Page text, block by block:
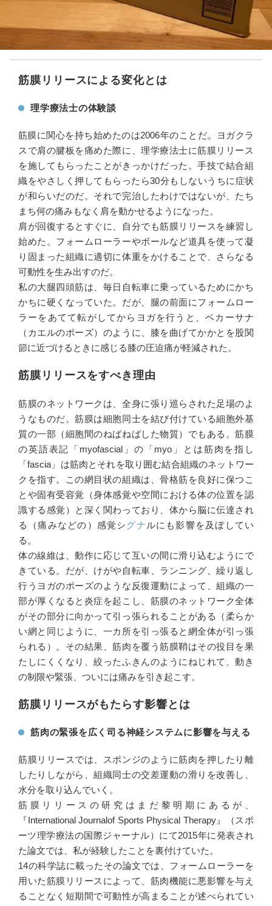
筋膜リリースによる変化とは
理学療法士の体験談
筋膜に関心を持ち始めたのは2006年のことだ。ヨガクラ
スで肩の腱板を痛めた際に、理学療法士に筋膜リリース
を施してもらったことがきっかけだった。手技で結合組
織をやさしく押してもらったら30分もしないうちに症状
が和らいだのだ。それで完治したわけではないが、たち
まち何の痛みもなく肩を動かせるようになった。
肩が回復するとすぐに、自分でも筋膜リリースを練習し
始めた。フォームローラーやボールなど道具を使って凝
り固まった組織に適切に体重をかけることで、さらなる
可動性を生み出すのだ。
私の大腿四頭筋は、毎日自転車に乗っているためにかち
かちに硬くなっていた。だが、腿の前面にフォームロー
ラーをあてて転がしてからヨガを行うと、ベカーサナ
（カエルのポーズ）のように、膝を曲げてかかとを股関
節に近づけるときに感じる膝の圧迫痛が軽減された。
筋膜リリースをすべき理由
筋膜のネットワークは、全身に張り巡らされた足場のよ
うなものだ。筋膜は細胞同士を結び付けている細胞外基
質の一部（細胞間のねばねばした物質）でもある。筋膜
の英語表記「myofascial」の「myo」とは筋肉を指し
「fascia」は筋肉とそれを取り囲む結合組織のネットワー
クを指す。この網目状の組織は、骨格筋を良好に保つこ
とや固有受容覚（身体感覚や空間における体の位置を認
識する感覚）と深く関わっており、体から脳に伝達され
る（痛みなどの）感覚シグナ ルにも影響を及ぼしてい
る。
体の線維は、動作に応じて互いの間に滑り込むようにで
きている。だが、けがや自転車、ランニング、繰り返し
行うヨガのポーズのような反復運動によって、組織の一
部が厚くなると炎症を起こし、筋膜のネットワーク全体
がその部分に向かって引っ張られることがある（柔らか
い網と同じように、一カ所を引っ張ると網全体が引っ張
られる）。その結果、筋肉を覆う筋膜鞘はその役目を果
たしにくくなり、絞ったふきんのようにねじれて、動き
の制限や緊張、ついには痛みを引き起こす。
筋膜リリースがもたらす影響とは
筋肉の緊張を広く司る神経システムに影響を与える
筋膜リリースでは、スポンジのように筋肉を押したり離
したりしながら、組織同士の交差運動の滑りを改善し、
水分を取り込んでいく。
筋膜リリースの研究はまだ黎明期にあるが、
『International Journalof Sports Physical Therapy』（スポ
ーツ理学療法の国際ジャーナル）にて2015年に発表され
た論文では、私が経験したことを裏付けていた。
14の科学誌に載ったその論文では、フォームローラーを
用いた筋膜リリースによって、筋肉機能に悪影響を与え
ることなく短期間で可動性が高まることが述べられてい